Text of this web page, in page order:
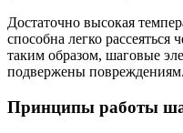
Достаточно высокая
способна легко рассеяться
таким образом, шаговые
подвержены повреждениям.
Принципы работы